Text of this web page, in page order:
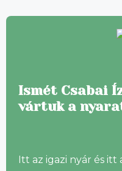
Ismét Csabai
vártuk a
Itt az igazi nyár és itt